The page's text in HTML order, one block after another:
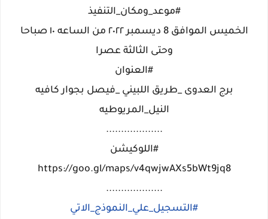
#موعد_ومكان_التنفيذ
الخميس الموافق 8 ديسمبر ٢٠٢٢ من الساعه ١٠ صباحا
وحتى الثالثة عصرا
#العنوان
برج العدوى _طريق اللبيني _فيصل بجوار كافيه
النيل_المريوطيه
...................
#اللوكيشن
https://goo.gl/maps/v4qwjwAXs5bWt9jq8
...................
#التسجيل_علي_النموذج_الاتي